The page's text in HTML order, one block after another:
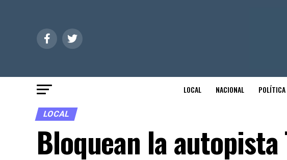
LOCAL NACIONAL POLÍTICA
LOCAL
Bloquean la